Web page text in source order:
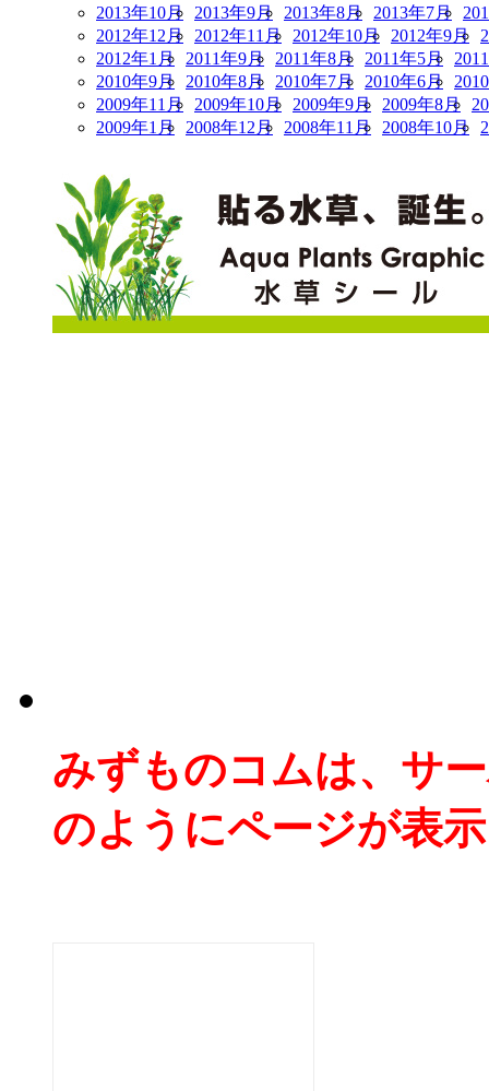
2013年10月
2013年9月 2013年8月 2013年7月
2012年12月
2012年11月 2012年10月 2012年9月
2012年1月
2011年9月 2011年8月 2011年5月
2010年9月
2010年8月 2010年7月 2010年6月
2009年11月
2009年10月 2009年9月 2009年8月
2009年1月
2008年12月 2008年11月 2008年10月
みずものコムは、サ
のようにページが表